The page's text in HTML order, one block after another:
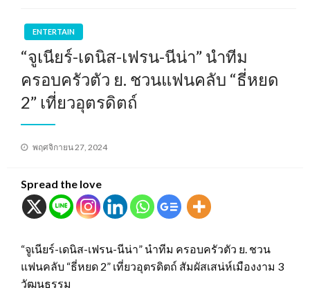
ENTERTAIN
“จูเนียร์-เดนิส-เฟรน-นีน่า” นำทีม
ครอบครัวตัว ย. ชวนแฟนคลับ “ธี่หยด
2” เที่ยวอุตรดิตถ์
Posted
พฤศจิกายน 27, 2024
Spread the love
“จูเนียร์-เดนิส-เฟรน-นีน่า” นำทีม ครอบครัวตัว ย. ชวน
แฟนคลับ “ธี่หยด 2” เที่ยวอุตรดิตถ์ สัมผัสเสน่ห์เมืองงาม 3
วัฒนธรรม